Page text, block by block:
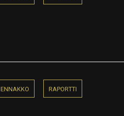
ENNAKKO RAPORTTI